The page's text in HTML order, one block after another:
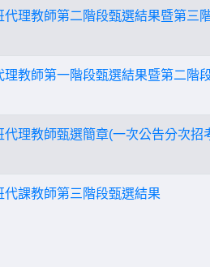
理教師第二階段甄選結果暨第三
教師第一階段甄選結果暨第二階
理教師甄選簡章(一次公告分次招
課教師第三階段甄選結果